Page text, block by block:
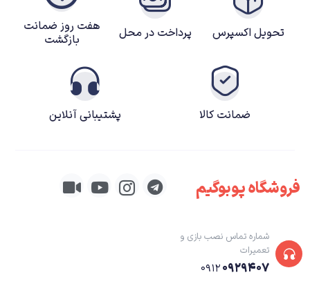
تواند چیزی جز تلنگری به خاطره باشد). راگناروک آخرالزمانی در حال آمدن است و
رویدادهای آن مانند یکی از زاغ های اودین به دور پسرش آترئوس می چرخد.
Fimbulwinter – زمان ناآرامی که راگناروک را پیش‌بینی می‌کند – بسیار فرا رسیده
است و در طول سال‌های بعد، آترئوس قوی‌تر شده است و نام غول‌پیکر خود
“لوکی” را یاد می‌گیرد و سعی می‌کند پدرش را متقاعد کند که به او اعتماد کند. در
پس از یک نبرد سرسام آور، اولین قدم این سفر جدید ترک قلمرو یخ زده
تحویل اکسپرس پرداخت در محل
هفت روز ضمانت
بازگشت
ضمانت کالا پشتیبانی آنلاین
فروشگاه پوبوگیم
شماره تماس نصب بازی و
تعمیرات
۰۹۱۲۰۹۲۹۴۰۷